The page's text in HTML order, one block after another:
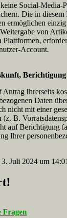
So­cial-
Die in die­sem
er­mög­li­chen
von
Platt­for­men,
Ac­count.
An­trag Ih­rer­seits
Da­ten
nicht mit ei­ner
(z. B.
auf Be­rich­ti­gung
Ih­rer
Ju­li 2024 um
Fra­gen